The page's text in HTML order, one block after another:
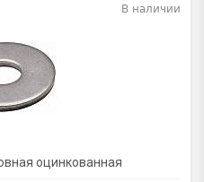
оцинкованная
В наличии